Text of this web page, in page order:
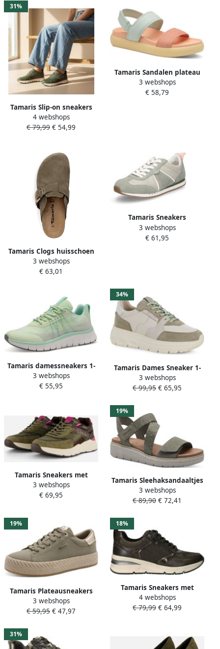
31%
Tamaris Slip-on sneakers
Nowana vrijetijdsschoen
lage schoen slippers met
4 webshops
€ 79,99 € 54,99
Tamaris Sandalen plateau
zomerschoen
klittenbandschoen sandaal
3 webshops
€ 58,79
Tamaris Clogs huisschoen
instapschoen comfortabele
schoen met verstelbare
3 webshops
€ 63,01
Tamaris Sneakers
vrijetijdsschoen halfschoen
veterschoen met logo-
3 webshops
€ 61,95
Tamaris damessneakers 1-
23767-44 705 Lage
damesschoenen Vegan
3 webshops
€ 55,95
34%
Tamaris Dames Sneaker 1-
23710-44 770
3 webshops
€ 99,95 € 65,95
Tamaris Sneakers met
sleehak lage schoen
veterschoen freizeitschoen
3 webshops
€ 69,95
19%
Tamaris Sleehaksandaaltjes
zomerschoen sandaal
plateauhak met
3 webshops
€ 89,90 € 72,41
19%
Tamaris Plateausneakers
vrijetijdsschoen lage
schoen veterschoen met
3 webshops
€ 59,95 € 47,97
18%
Tamaris Sneakers met
sleehak vrijetijdsschoen
lage schoen veterschoen
4 webshops
€ 79,99 € 64,99
31%